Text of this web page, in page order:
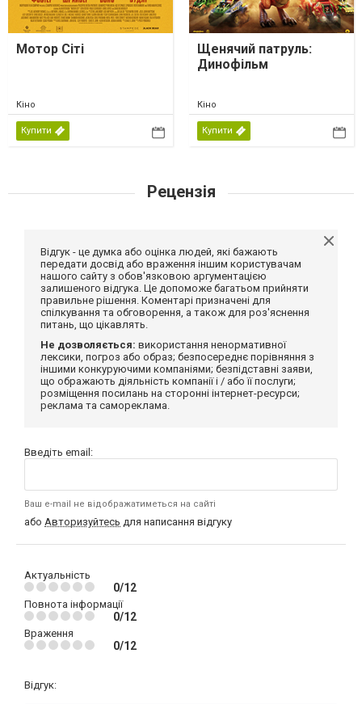
Мотор Сіті
Кіно
Купити
Щенячий патруль:
Динофільм
Кіно
Купити
Рецензія
Відгук - це думка або оцінка людей, які бажають
передати досвід або враження іншим користувачам
нашого сайту з обов'язковою аргументацією
залишеного відгука. Це допоможе багатьом прийняти
правильне рішення. Коментарі призначені для
спілкування та обговорення, а також для роз'яснення
питань, що цікавлять.
Не дозволяється: використання ненормативної
лексики, погроз або образ; безпосереднє порівняння з
іншими конкуруючими компаніями; безпідставні заяви,
що ображають діяльність компанії і / або її послуги;
розміщення посилань на сторонні інтернет-ресурси;
реклама та самореклама.
Введіть email:
Ваш e-mail не відображатиметься на сайті
або Авторизуйтесь для написання відгуку
Актуальність
0/12
Повнота інформації
0/12
Враження
0/12
Відгук: